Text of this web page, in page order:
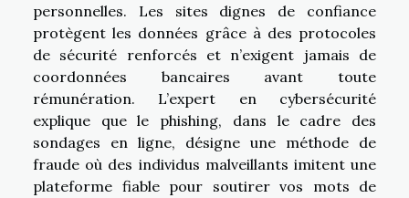
personnelles. Les sites dignes de confiance
protègent les données grâce à des protocoles
de sécurité renforcés et n’exigent jamais de
coordonnées bancaires avant toute
rémunération. L’expert en cybersécurité
explique que le phishing, dans le cadre des
sondages en ligne, désigne une méthode de
fraude où des individus malveillants imitent une
plateforme fiable pour soutirer vos mots de